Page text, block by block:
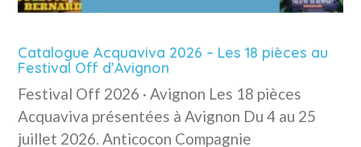
Catalogue Acquaviva 2026 – Les 18 pièces au
Festival Off d’Avignon
Festival Off 2026 · Avignon Les 18 pièces
Acquaviva présentées à Avignon Du 4 au 25
juillet 2026. Anticocon Compagnie